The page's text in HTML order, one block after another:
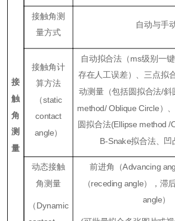
接
触
角
测
量
接触角测
量方式
自动与手
接触角计
算方法
（static
contact
angle）
自动拟合法（ms级别一
存在人工误差）、三点拟
动测量（包括圆拟合法/斜
method/ Oblique Circle）
圆拟合法(Ellipse method /
B-Snake拟合法、凹
动态接触
角测量
（Dynamic
前进角（Advancing
（receding angle），滞
angle）